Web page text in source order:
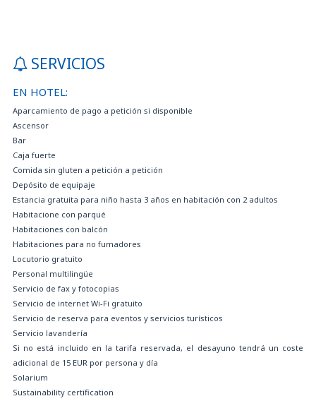
SERVICIOS
EN HOTEL:
Aparcamiento de pago a petición si disponible
Ascensor
Bar
Caja fuerte
Comida sin gluten a petición a petición
Depósito de equipaje
Estancia gratuita para niño hasta 3 años en habitación con 2 adultos
Habitacione con parqué
Habitaciones con balcón
Habitaciones para no fumadores
Locutorio gratuito
Personal multilingüe
Servicio de fax y fotocopias
Servicio de internet Wi-Fi gratuito
Servicio de reserva para eventos y servicios turísticos
Servicio lavandería
Si no está incluido en la tarifa reservada, el desayuno tendrá un coste
adicional de 15 EUR por persona y día
Solarium
Sustainability certification